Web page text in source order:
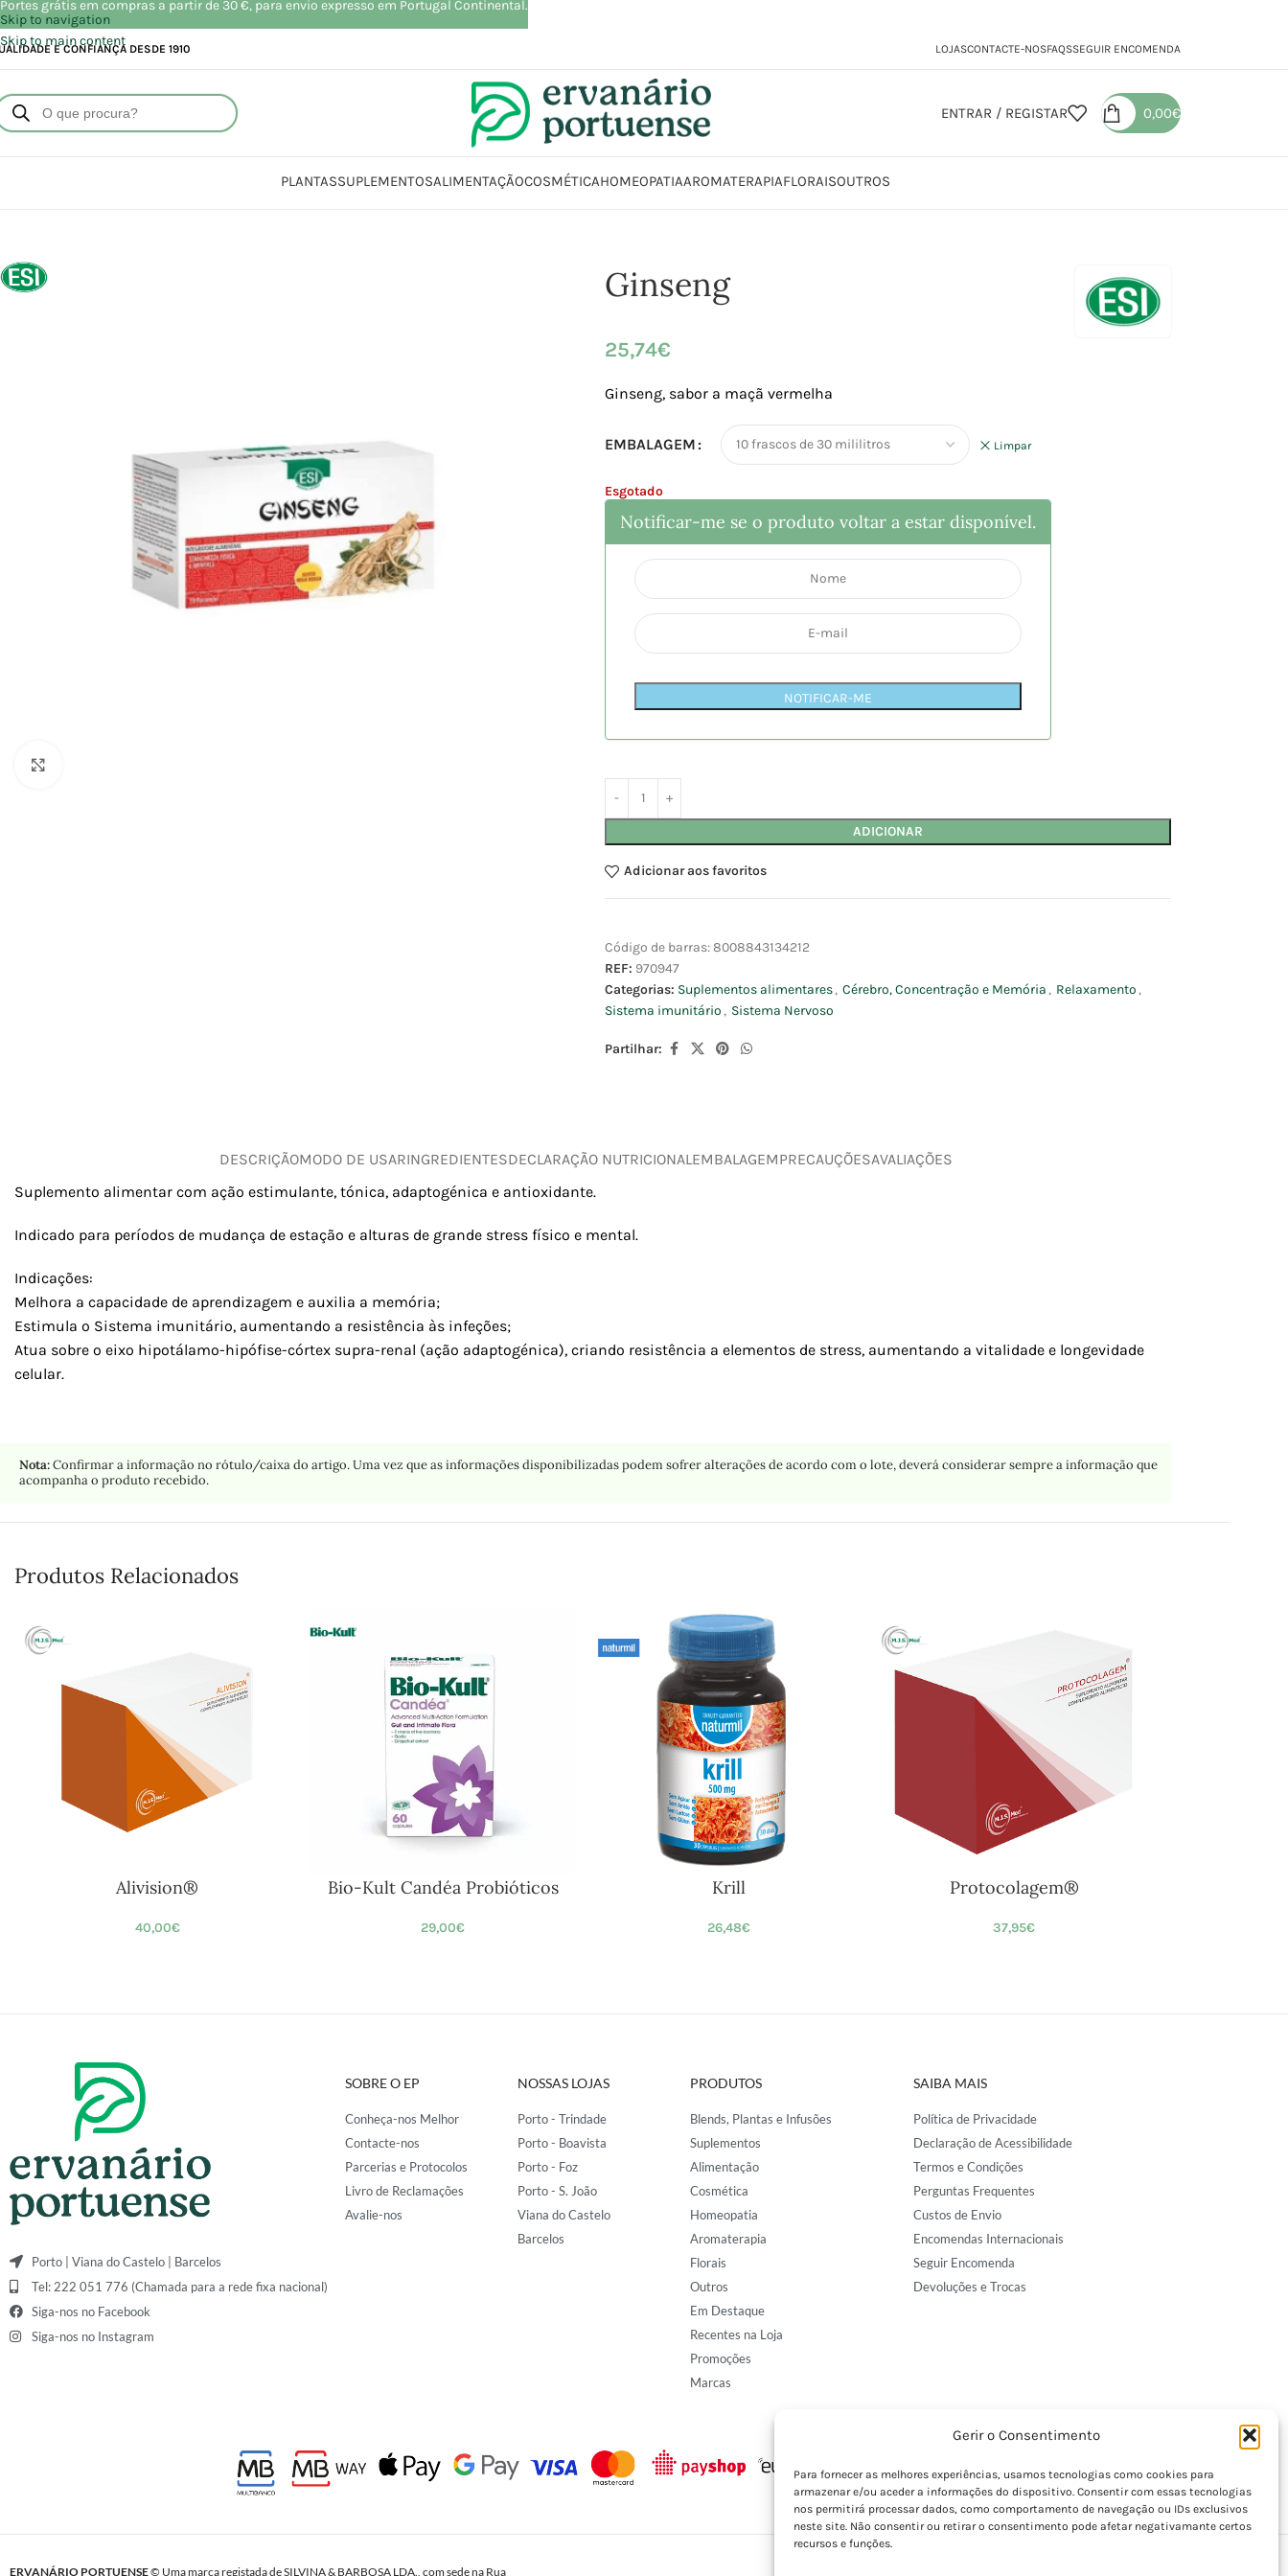
Gerir o Consentimento
Para fornecer as melhores experiências, usamos tecnologias como cookies para
armazenar e/ou aceder a informações do dispositivo. Consentir com essas tecnologias
nos permitirá processar dados, como comportamento de navegação ou IDs exclusivos
neste site. Não consentir ou retirar o consentimento pode afetar negativamante certos
recursos e funções.
Skip to navigation
Skip to main content
E CONFIANÇA DESDE 1910 LOJASCONTACTE-NOSFAQSSEGUIR ENCOMENDA
ENTRAR / REGISTAR 0,00€
PLANTASSUPLEMENTOSALIMENTAÇÃOCOSMÉTICAHOMEOPATIAAROMATERAPIAFLORAISOUTROS
Ginseng
25,74€
Ginseng, sabor a maçã vermelha
EMBALAGEM Limpar
Esgotado
Notificar-me se o produto voltar a estar disponível.
NOTIFICAR-ME
ADICIONAR
Adicionar aos favoritos
Código de barras:8008843134212
REF: 970947
Categorias: Suplementos alimentares, Cérebro, Concentração e Memória , Relaxamento ,
Sistema imunitário , Sistema Nervoso
Partilhar:
DESCRIÇÃOMODO DE USARINGREDIENTESDECLARAÇÃO NUTRICIONALEMBALAGEMPRECAUÇÕESAVALIAÇÕES
Suplemento alimentar com ação estimulante, tónica, adaptogénica e antioxidante.
Indicado para períodos de mudança de estação e alturas de grande stress físico e mental.
Indicações:
Melhora a capacidade de aprendizagem e auxilia a memória;
Estimula o Sistema imunitário, aumentando a resistência às infeções;
Atua sobre o eixo hipotálamo-hipófise-córtex supra-renal (ação adaptogénica), criando resistência a elementos de stress, aumentando a vitalidade e longevidade
celular.
Nota:Confirmar a informação no rótulo/caixa do artigo. Uma vez que as informações disponibilizadas podem sofrer alterações de acordo com o lote, deverá considerar sempre a informação que
acompanha o produto recebido.
Produtos Relacionados
Alivision®
40,00€
Bio-Kult Candéa Probióticos
29,00€
Krill
26,48€
Protocolagem®
37,95€
Porto | Viana do Castelo | Barcelos
Tel: 222 051 776 (Chamada para a rede fixa nacional)
Siga-nos no Facebook
Siga-nos no Instagram
SOBRE O EP
Conheça-nos Melhor
Contacte-nos
Parcerias e Protocolos
Livro de Reclamações
Avalie-nos
NOSSAS LOJAS
Porto - Trindade
Porto - Boavista
Porto - Foz
Porto - S. João
Viana do Castelo
Barcelos
PRODUTOS
Blends, Plantas e Infusões
Suplementos
Alimentação
Cosmética
Homeopatia
Aromaterapia
Florais
Outros
Em Destaque
Recentes na Loja
Promoções
Marcas
SAIBA MAIS
Política de Privacidade
Declaração de Acessibilidade
Termos e Condições
Perguntas Frequentes
Custos de Envio
Encomendas Internacionais
Seguir Encomenda
Devoluções e Trocas
ERVANÁRIO PORTUENSE© Uma marca registada de SILVINA & BARBOSA LDA., com sede na Rua
Portes grátis em compras a partir de 30 €, para envio expresso em Portugal Continental.